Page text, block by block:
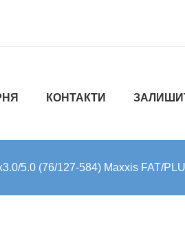
КОНТАКТИ
5.0 (76/127-584) Maxxis FAT/